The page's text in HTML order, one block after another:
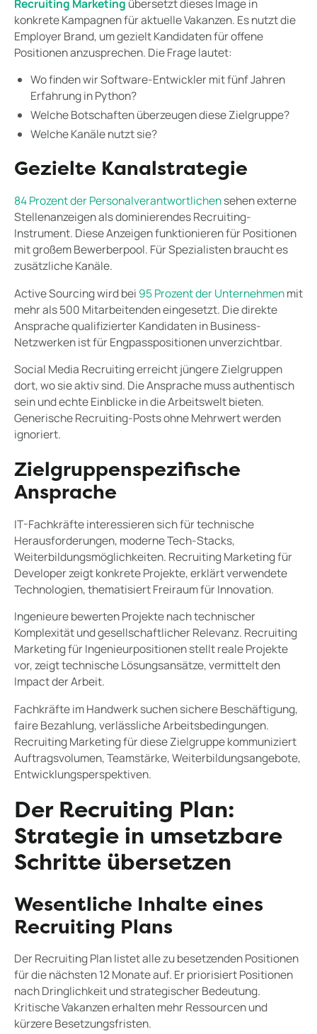
Recruiting Marketing übersetzt dieses Image in
konkrete Kampagnen für aktuelle Vakanzen. Es nutzt die
Employer Brand, um gezielt Kandidaten für offene
Positionen anzusprechen. Die Frage lautet:
Wo finden wir Software-Entwickler mit fünf Jahren
Erfahrung in Python?
Welche Botschaften überzeugen diese Zielgruppe?
Welche Kanäle nutzt sie?
Gezielte Kanalstrategie
84 Prozent der Personalverantwortlichensehen externe
Stellenanzeigen als dominierendes Recruiting-
Instrument. Diese Anzeigen funktionieren für Positionen
mit großem Bewerberpool. Für Spezialisten braucht es
zusätzliche Kanäle.
Active Sourcing wird bei 95 Prozent der Unternehmenmit
mehr als 500 Mitarbeitenden eingesetzt. Die direkte
Ansprache qualifizierter Kandidaten in Business-
Netzwerken ist für Engpasspositionen unverzichtbar.
Social Media Recruiting erreicht jüngere Zielgruppen
dort, wo sie aktiv sind. Die Ansprache muss authentisch
sein und echte Einblicke in die Arbeitswelt bieten.
Generische Recruiting-Posts ohne Mehrwert werden
ignoriert.
Zielgruppenspezifische
Ansprache
IT-Fachkräfte interessieren sich für technische
Herausforderungen, moderne Tech-Stacks,
Weiterbildungsmöglichkeiten. Recruiting Marketing für
Developer zeigt konkrete Projekte, erklärt verwendete
Technologien, thematisiert Freiraum für Innovation.
Ingenieure bewerten Projekte nach technischer
Komplexität und gesellschaftlicher Relevanz. Recruiting
Marketing für Ingenieurpositionen stellt reale Projekte
vor, zeigt technische Lösungsansätze, vermittelt den
Impact der Arbeit.
Fachkräfte im Handwerk suchen sichere Beschäftigung,
faire Bezahlung, verlässliche Arbeitsbedingungen.
Recruiting Marketing für diese Zielgruppe kommuniziert
Auftragsvolumen, Teamstärke, Weiterbildungsangebote,
Entwicklungsperspektiven.
Der Recruiting Plan:
Strategie in umsetzbare
Schritte übersetzen
Wesentliche Inhalte eines
Recruiting Plans
Der Recruiting Plan listet alle zu besetzenden Positionen
für die nächsten 12 Monate auf. Er priorisiert Positionen
nach Dringlichkeit und strategischer Bedeutung.
Kritische Vakanzen erhalten mehr Ressourcen und
kürzere Besetzungsfristen.